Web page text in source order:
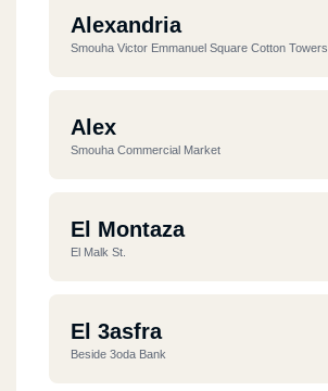
Alexandria
Smouha Victor Emmanuel Square Cotton Towers
Alex
Smouha Commercial Market
El Montaza
El Malk St.
El 3asfra
Beside 3oda Bank